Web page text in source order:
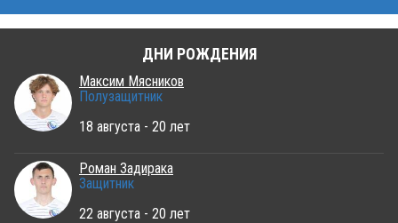
ДНИ РОЖДЕНИЯ
Максим Мясников
Полузащитник
18 августа - 20 лет
Роман Задирака
Защитник
22 августа - 20 лет